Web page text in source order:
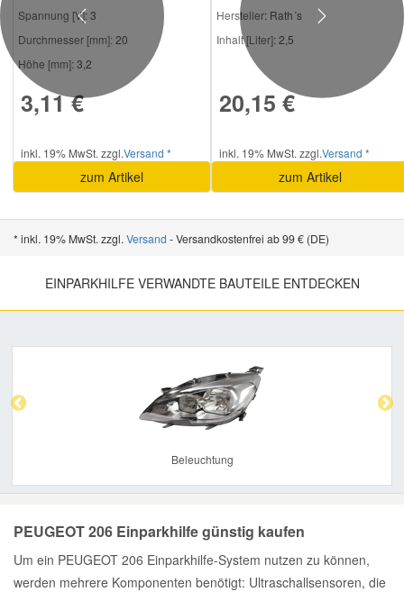
Spannung [V]: 3
Durchmesser [mm]: 20
Höhe [mm]: 3,2
3,11 €
inkl. 19% MwSt. zzgl.Versand *
zum Artikel
Hersteller: Rath´s
Inhalt [Liter]: 2,5
20,15 €
inkl. 19% MwSt. zzgl.Versand *
zum Artikel
Previous Next
* inkl. 19% MwSt. zzgl. Versand - Versandkostenfrei ab 99 € (DE)
EINPARKHILFE VERWANDTE BAUTEILE ENTDECKEN
Beleuchtung
PEUGEOT 206 Einparkhilfe günstig kaufen
Um ein PEUGEOT 206 Einparkhilfe-System nutzen zu können,
werden mehrere Komponenten benötigt: Ultraschallsensoren, die